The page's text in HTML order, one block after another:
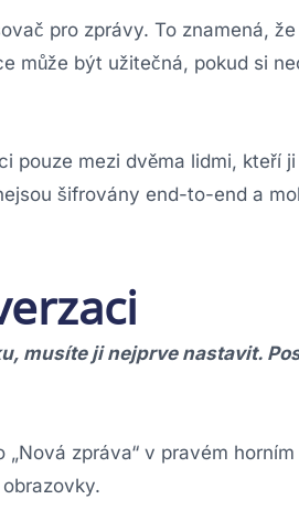
pro zprávy. To znamená,
může být užitečná, pokud si
pouze mezi dvěma lidmi, kteří
šifrovány end-to-end a
musíte ji nejprve nastavit.
zpráva“ v pravém